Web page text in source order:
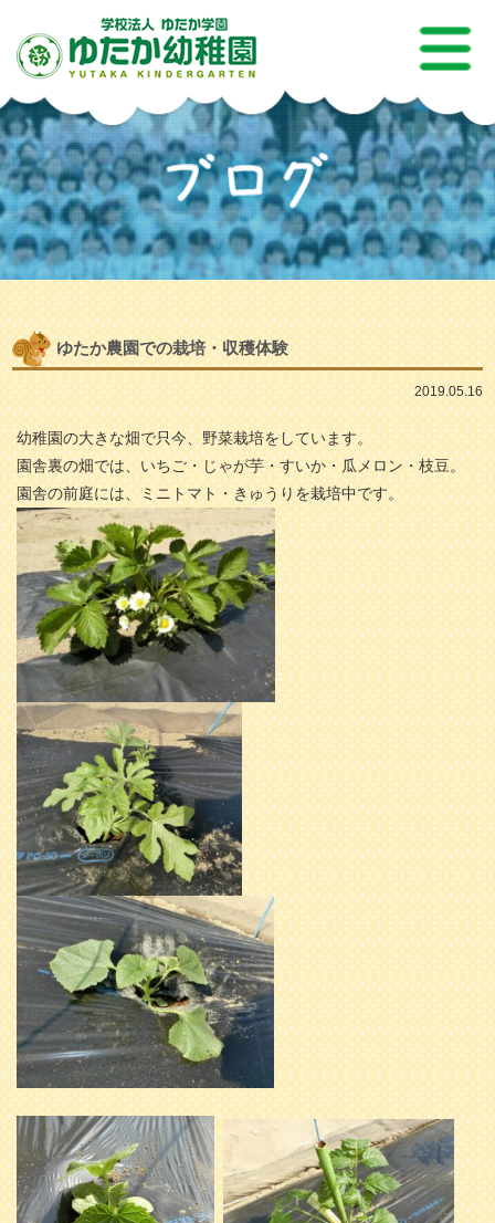
ゆたか農園での栽培・収穫体験
2019.05.16
幼稚園の大きな畑で只今、野菜栽培をしています。
園舎裏の畑では、いちご・じゃが芋・すいか・瓜メロン・枝豆。
園舎の前庭には、ミニトマト・きゅうりを栽培中です。